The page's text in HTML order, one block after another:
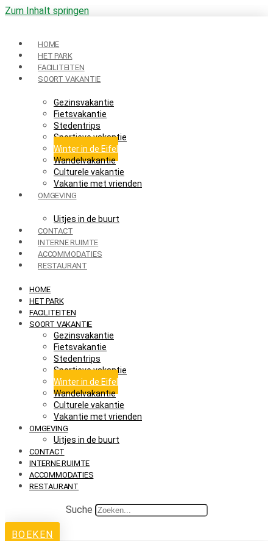
Zum Inhalt springen
HOME
HET PARK
FACILITEITEN
SOORT VAKANTIE
Gezinsvakantie
Fietsvakantie
Stedentrips
Sportieve vakantie
Winter in de Eifel
Wandelvakantie
Culturele vakantie
Vakantie met vrienden
OMGEVING
Uitjes in de buurt
CONTACT
INTERNE RUIMTE
ACCOMMODATIES
RESTAURANT
HOME
HET PARK
FACILITEITEN
SOORT VAKANTIE
Gezinsvakantie
Fietsvakantie
Stedentrips
Sportieve vakantie
Winter in de Eifel
Wandelvakantie
Culturele vakantie
Vakantie met vrienden
OMGEVING
Uitjes in de buurt
CONTACT
INTERNE RUIMTE
ACCOMMODATIES
RESTAURANT
Suche
BOEKEN